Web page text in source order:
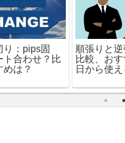
ＦＸ初心者が大損しない
勉強法 その⑩：マルチ
タイムフレーム（短期